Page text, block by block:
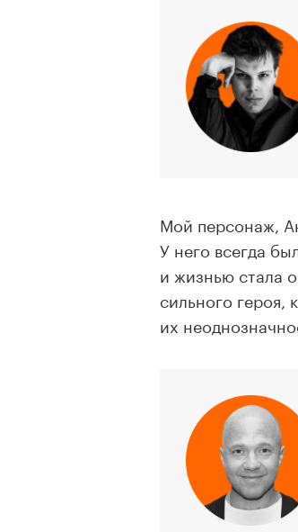
Мой персонаж,
У него всегда
и жизнью стала
сильного героя,
их